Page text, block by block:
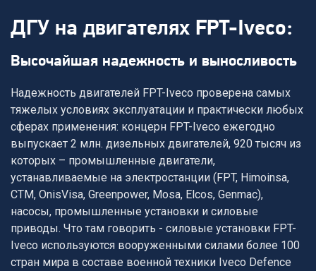
ДГУ на двигателях FPT-Iveco:
высочайшая надежность и выносливость
Надежность двигателей FPT-Iveco проверена самых
тяжелых условиях эксплуатации и практически любых
сферах применения: концерн FPT-Iveco ежегодно
выпускает 2 млн. дизельных двигателей, 920 тысяч из
которых – промышленные двигатели,
устанавливаемые на электростанции (FPT, Himoinsa,
CTM, OnisVisa, Greenpower, Mosa, Elcos, Genmac),
насосы, промышленные установки и силовые
приводы. Что там говорить - силовые установки FPT-
Iveco используются вооруженными силами более 100
стран мира в составе военной техники Iveco Defence